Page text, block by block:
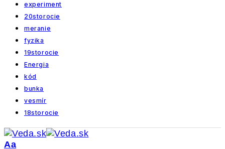
experiment
20storocie
meranie
fyzika
19storocie
Energia
kód
bunka
vesmír
18storocie
Veľkosť
Aa